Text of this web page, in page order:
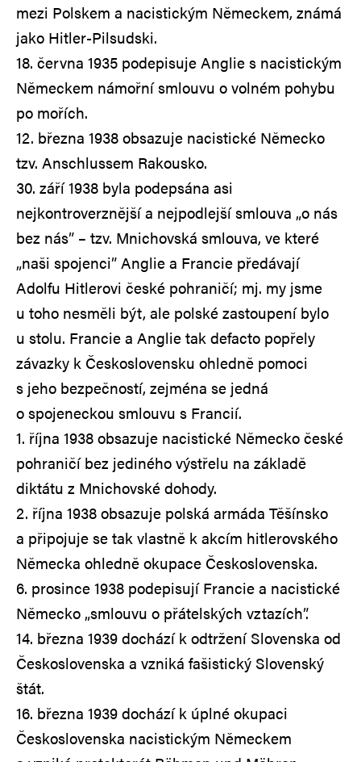
mezi Polskem a nacistickým Německem, známá
jako Hitler-Pilsudski.
18. června 1935 podepisuje Anglie s nacistickým
Německem námořní smlouvu o volném pohybu
po mořích.
12. března 1938 obsazuje nacistické Německo
tzv. Anschlussem Rakousko.
30. září 1938 byla podepsána asi
nejkontroverznější a nejpodlejší smlouva „o nás
bez nás” – tzv. Mnichovská smlouva, ve které
„naši spojenci” Anglie a Francie předávají
Adolfu Hitlerovi české pohraničí; mj. my jsme
u toho nesměli být, ale polské zastoupení bylo
u stolu. Francie a Anglie tak defacto popřely
závazky k Československu ohledně pomoci
s jeho bezpečností, zejména se jedná
o spojeneckou smlouvu s Francií.
1. října 1938 obsazuje nacistické Německo české
pohraničí bez jediného výstřelu na základě
diktátu z Mnichovské dohody.
2. října 1938 obsazuje polská armáda Těšínsko
a připojuje se tak vlastně k akcím hitlerovského
Německa ohledně okupace Československa.
6. prosince 1938 podepisují Francie a nacistické
Německo „smlouvu o přátelských vztazích”.
14. března 1939 dochází k odtržení Slovenska od
Československa a vzniká fašistický Slovenský
štát.
16. března 1939 dochází k úplné okupaci
Československa nacistickým Německem